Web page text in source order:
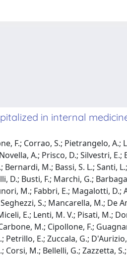
in internal
F.; Corrao, S.; Pietrangelo, A.;
A.; Prisco, D.; Silvestri, E.;
M.; Bassi, S. L.; Santi,
D.; Busti, F.; Marchi, G.;
M.; Fabbri, E.; Magalotti, D.;
S.; Mancarella, M.; De
E.; Lenti, M. V.; Pisati, M.;
M.; Cipollone, F.;
E.; Zuccala, G.;
M.; Bellelli, G.; Zazzetta,